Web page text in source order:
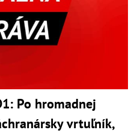
Po hromadnej
vrtuľník,